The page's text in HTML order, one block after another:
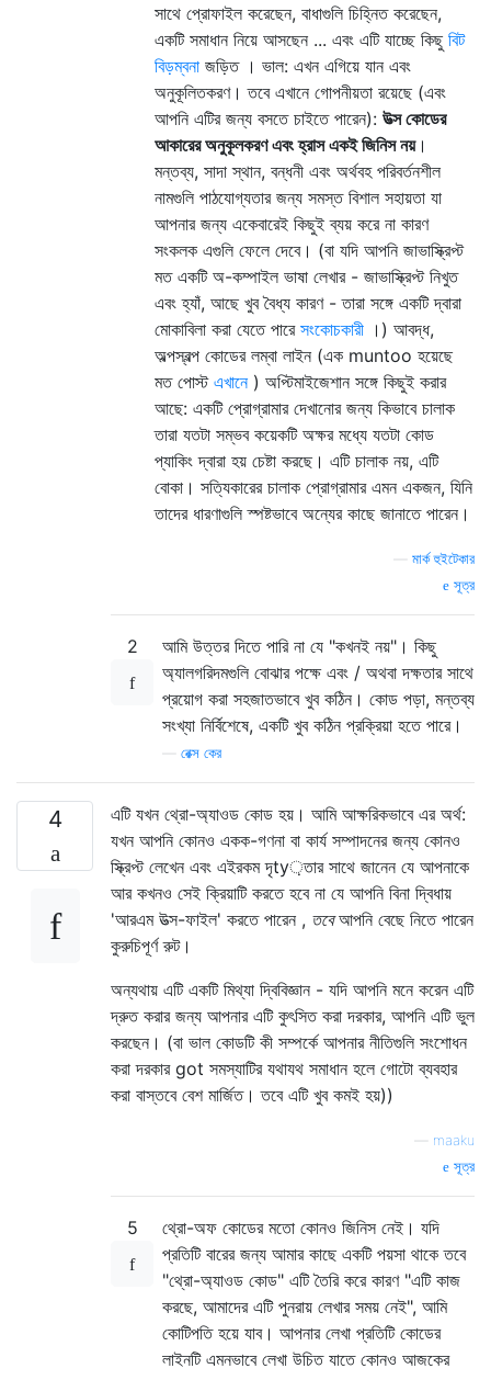
সাথে প্রোফাইল করেছেন, বাধাগুলি চিহ্নিত করেছেন,
একটি সমাধান নিয়ে আসছেন ... এবং এটি যাচ্ছে কিছু বিট
বিড়ম্বনা জড়িত । ভাল: এখন এগিয়ে যান এবং
অনুকূলিতকরণ। তবে এখানে গোপনীয়তা রয়েছে (এবং
আপনি এটির জন্য বসতে চাইতে পারেন): উত্স কোডের
আকারের অনুকূলকরণ এবং হ্রাস একই জিনিস নয়।
মন্তব্য, সাদা স্থান, বন্ধনী এবং অর্থবহ পরিবর্তনশীল
নামগুলি পাঠযোগ্যতার জন্য সমস্ত বিশাল সহায়তা যা
আপনার জন্য একেবারেই কিছুই ব্যয় করে না কারণ
সংকলক এগুলি ফেলে দেবে। (বা যদি আপনি জাভাস্ক্রিপ্ট
মত একটি অ-কম্পাইল ভাষা লেখার - জাভাস্ক্রিপ্ট নিখুত
এবং হ্যাঁ, আছে খুব বৈধ্য কারণ - তারা সঙ্গে একটি দ্বারা
মোকাবিলা করা যেতে পারে সংকোচকারী ।) আবদ্ধ,
অল্পস্বল্প কোডের লম্বা লাইন (এক muntoo হয়েছে
মত পোস্ট এখানে) অপ্টিমাইজেশান সঙ্গে কিছুই করার
আছে: একটি প্রোগ্রামার দেখানোর জন্য কিভাবে চালাক
তারা যতটা সম্ভব কয়েকটি অক্ষর মধ্যে যতটা কোড
প্যাকিং দ্বারা হয় চেষ্টা করছে। এটি চালাক নয়, এটি
বোকা। সত্যিকারের চালাক প্রোগ্রামার এমন একজন, যিনি
তাদের ধারণাগুলি স্পষ্টভাবে অন্যের কাছে জানাতে পারেন।
মার্ক হুইটেকার
সূত্র
2
আমি উত্তর দিতে পারি না যে "কখনই নয়"। কিছু
অ্যালগরিদমগুলি বোঝার পক্ষে এবং / অথবা দক্ষতার সাথে
প্রয়োগ করা সহজাতভাবে খুব কঠিন। কোড পড়া, মন্তব্য
সংখ্যা নির্বিশেষে, একটি খুব কঠিন প্রক্রিয়া হতে পারে।
রেক্স কের
4
এটি যখন থ্রো-অ্যাওড কোড হয়। আমি আক্ষরিকভাবে এর অর্থ:
যখন আপনি কোনও একক-গণনা বা কার্য সম্পাদনের জন্য কোনও
স্ক্রিপ্ট লেখেন এবং এইরকম দৃty়তার সাথে জানেন যে আপনাকে
আর কখনও সেই ক্রিয়াটি করতে হবে না যে আপনি বিনা দ্বিধায়
'আরএম উত্স-ফাইল' করতে পারেন , তবেআপনি বেছে নিতে পারেন
কুরুচিপূর্ণ রুট।
অন্যথায় এটি একটি মিথ্যা দ্বিবিজ্ঞান - যদি আপনি মনে করেন এটি
দ্রুত করার জন্য আপনার এটি কুৎসিত করা দরকার, আপনি এটি ভুল
করছেন। (বা ভাল কোডটি কী সম্পর্কে আপনার নীতিগুলি সংশোধন
করা দরকার got সমস্যাটির যথাযথ সমাধান হলে গোটো ব্যবহার
করা বাস্তবে বেশ মার্জিত। তবে এটি খুব কমই হয়))
maaku
সূত্র
5
থ্রো-অফ কোডের মতো কোনও জিনিস নেই। যদি
প্রতিটি বারের জন্য আমার কাছে একটি পয়সা থাকে তবে
"থ্রো-অ্যাওড কোড" এটি তৈরি করে কারণ "এটি কাজ
করছে, আমাদের এটি পুনরায় লেখার সময় নেই", আমি
কোটিপতি হয়ে যাব। আপনার লেখা প্রতিটি কোডের
লাইনটি এমনভাবে লেখা উচিত যাতে কোনও আজকের